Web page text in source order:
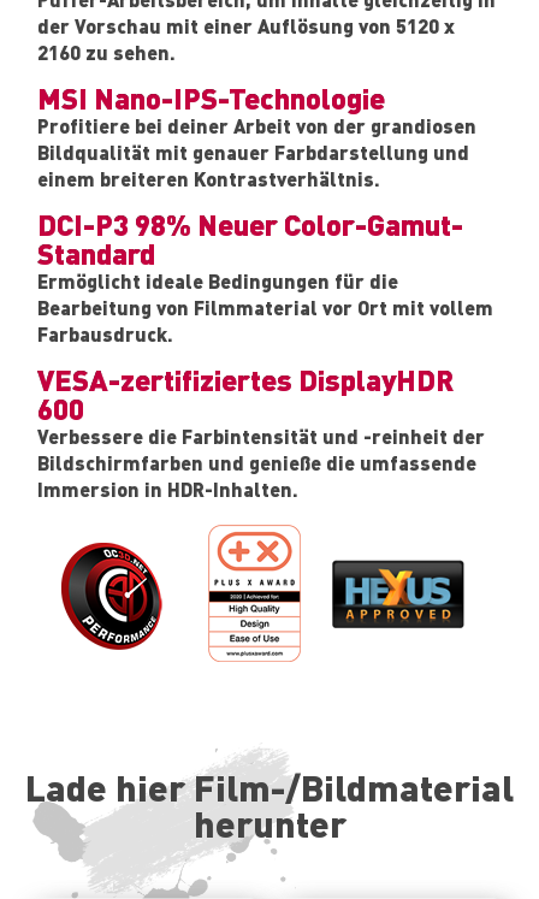
der Vorschau mit einer Auflösung von 5120 x
2160 zu sehen.
MSI Nano-IPS-Technologie
Profitiere bei deiner Arbeit von der grandiosen
Bildqualität mit genauer Farbdarstellung und
einem breiteren Kontrastverhältnis.
DCI-P3 98% Neuer Color-Gamut-
Standard
Ermöglicht ideale Bedingungen für die
Bearbeitung von Filmmaterial vor Ort mit vollem
Farbausdruck.
VESA-zertifiziertes DisplayHDR
600
Verbessere die Farbintensität und -reinheit der
Bildschirmfarben und genieße die umfassende
Immersion in HDR-Inhalten.
Lade hier Film-/Bildmaterial
herunter